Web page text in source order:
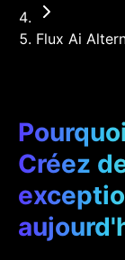
Flux Ai
Créez